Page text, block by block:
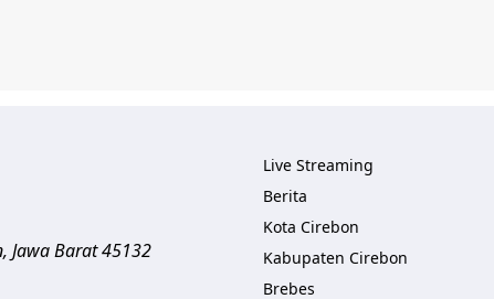
, Jawa Barat45132
Live Streaming
Berita
Kota Cirebon
Kabupaten Cirebon
Brebes